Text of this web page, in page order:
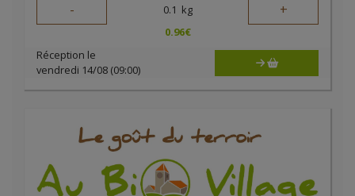
- 0.1 kg +
0.96€
Réception le
vendredi 14/08 (09:00)